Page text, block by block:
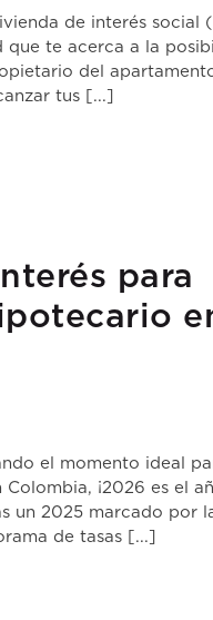
de interés social
que te acerca a la
del
tus [...]
para
el momento ideal
¡2026 es el
un 2025 marcado por
de tasas [...]